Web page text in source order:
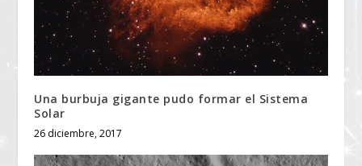
Una burbuja gigante pudo formar el Sistema
Solar
26 diciembre, 2017